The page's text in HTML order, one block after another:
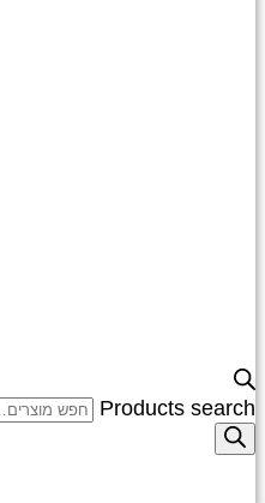
Products search